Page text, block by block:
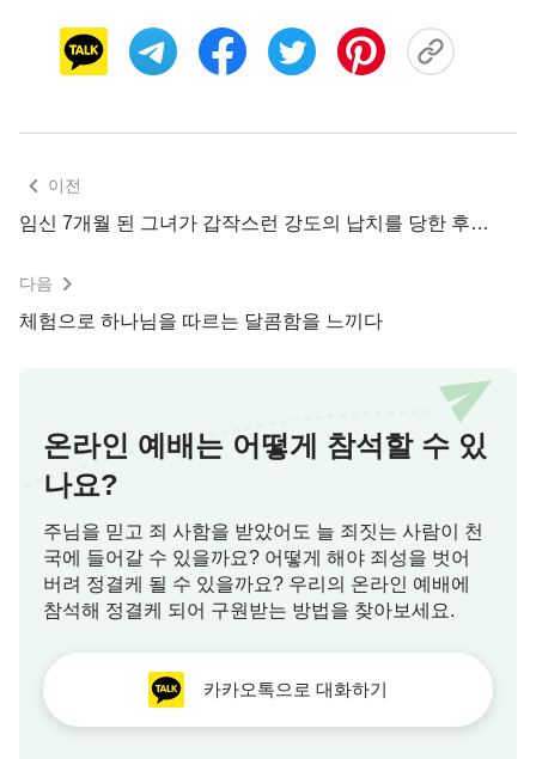
시로 배울 공과가 있다. 주위의 환경과 인ㆍ사ㆍ물
(人ㆍ事ㆍ物)은 다 보좌의 허락이 있으니 절대 원망
이 은혜를 베풀지 않는다. 질병이 임함은 하나님의
지 말라.』
하나님의 말씀을 통해 그녀는 만사만물은 다
님 손에 장악되어 있고 자신의 생사 역시 하나님 손
이 병이 온 것도 하나님의 허락하심이고, 마땅히 이
일에서 하나님의 뜻을 아는 것이 자신이 할 일이고
하나님을 더 많이 의지하고 바라보며, 원망의 말을
하거나 하나님을 오해하지 말아야겠다고 생각했습니
다. 이런 것들을 깨닫고 나니 그녀는 심적으로 훨씬
진정되었고 더 이상 그렇게 고통스럽지 않았습니다.
이전
임신 7개월 된 그녀가 갑작스런 강도의 납치를 당한 후…
다음
체험으로 하나님을 따르는 달콤함을 느끼다
온라인 예배는 어떻게 참석할 수 있
나요?
주님을 믿고 죄 사함을 받았어도 늘 죄짓는 사람이 천
국에 들어갈 수 있을까요? 어떻게 해야 죄성을 벗어
버려 정결케 될 수 있을까요? 우리의 온라인 예배에
참석해 정결케 되어 구원받는 방법을 찾아보세요.
카카오톡으로 대화하기